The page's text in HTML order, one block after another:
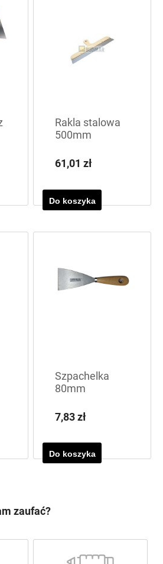
Rakla stalowa
500mm
61,01 zł
Do koszyka
Szpachelka
80mm
7,83 zł
Do koszyka
zaufać?